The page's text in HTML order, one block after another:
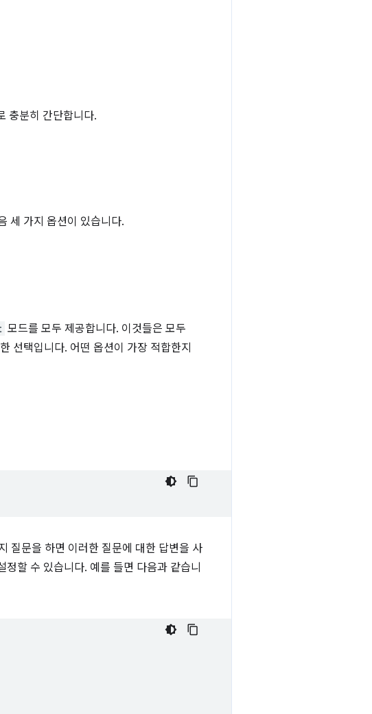
충분히 간단합니다.
세 가지 옵션이 있습니다.
모드를 모두 제공합니다. 이것들은 모두
선택입니다. 어떤 옵션이 가장 적합한지
질문을 하면 이러한 질문에 대한 답변을 사
정할 수 있습니다. 예를 들면 다음과 같습니